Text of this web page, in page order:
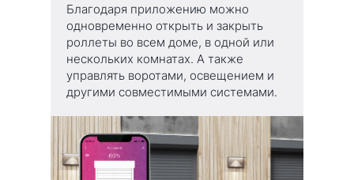
Благодаря приложению можно
одновременно открыть и закрыть
роллеты во всем доме, в одной или
нескольких комнатах. А также
управлять воротами, освещением и
другими совместимыми системами.